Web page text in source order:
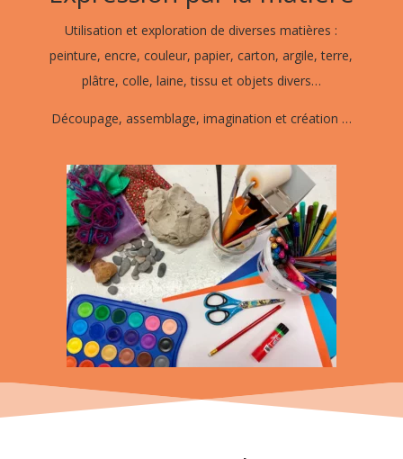
Utilisation et exploration de diverses matières :
peinture, encre, couleur, papier, carton, argile, terre,
plâtre, colle, laine, tissu et objets divers…
Découpage, assemblage, imagination et création …